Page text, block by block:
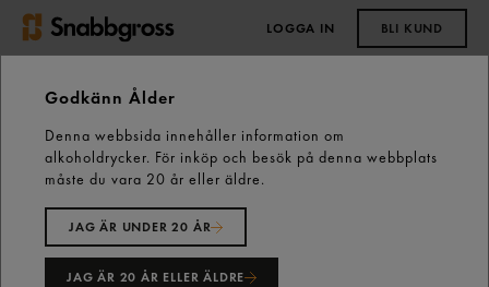
LOGGA IN BLI KUND
Start Vårt sortiment
Skafferiet
Bakning & Dessert
Socker
Godkänn Ålder
Denna webbsida innehåller information om
alkoholdrycker. För inköp och besök på denna webbplats
måste du vara 20 år eller äldre.
JAG ÄR UNDER 20 ÅR
JAG ÄR 20 ÅR ELLER ÄLDRE